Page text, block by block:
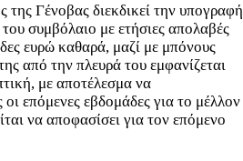
της Γένοβας διεκδικεί την υπογραφή
συμβόλαιο με ετήσιες απολαβές
ευρώ καθαρά, μαζί με μπόνους
από την πλευρά του εμφανίζεται
με αποτέλεσμα να
οι επόμενες εβδομάδες για το μέλλον
να αποφασίσει για τον επόμενο